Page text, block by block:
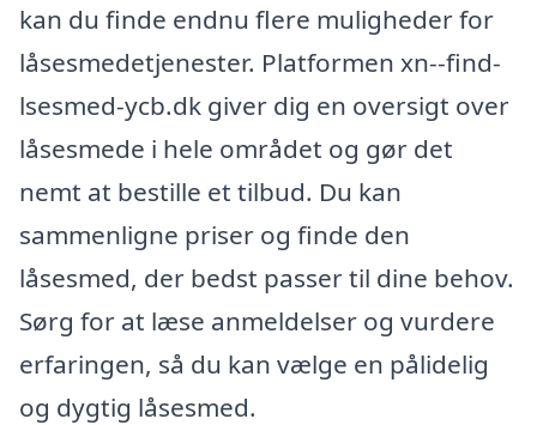
kan du finde endnu flere muligheder for
låsesmedetjenester. Platformen xn--find-
lsesmed-ycb.dk giver dig en oversigt over
låsesmede i hele området og gør det
nemt at bestille et tilbud. Du kan
sammenligne priser og finde den
låsesmed, der bedst passer til dine behov.
Sørg for at læse anmeldelser og vurdere
erfaringen, så du kan vælge en pålidelig
og dygtig låsesmed.